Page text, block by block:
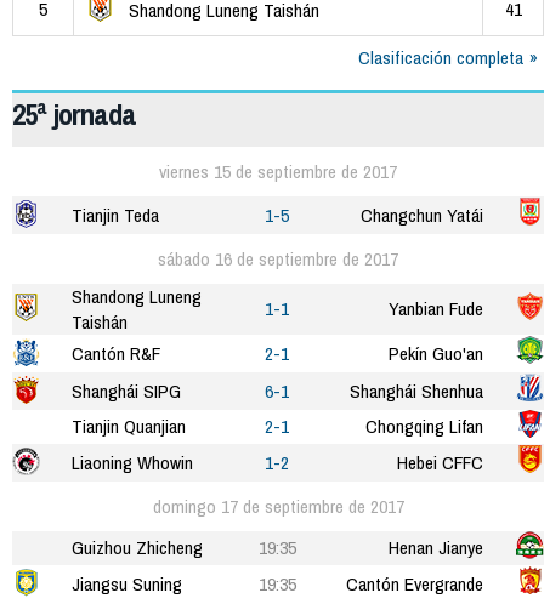
5 Shandong Luneng Taishán
41
Clasificación completa
25ª jornada
viernes 15 de septiembre de 2017
Tianjin Teda
1-5
Changchun Yatái
sábado 16 de septiembre de 2017
Shandong Luneng
Taishán
1-1
Yanbian Fude
Cantón R&F
2-1
Pekín Guo'an
Shanghái SIPG
6-1
Shanghái Shenhua
Tianjin Quanjian
2-1
Chongqing Lifan
Liaoning Whowin
1-2
Hebei CFFC
domingo 17 de septiembre de 2017
Guizhou Zhicheng
19:35
Henan Jianye
Jiangsu Suning
19:35 Cantón Evergrande